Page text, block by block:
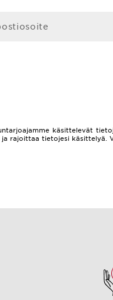
käsittelevät
rajoittaa tietojesi käsittelyä.